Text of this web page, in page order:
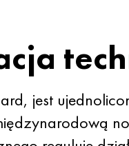
jest